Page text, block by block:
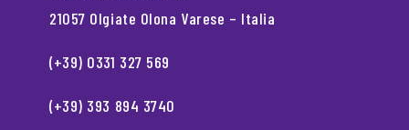
21057 Olgiate Olona Varese – Italia
(+39) 0331 327 569
(+39) 393 894 3740